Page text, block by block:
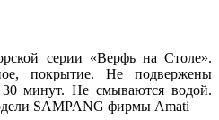
серии «Верфь на Столе».
покрытие. Не подвержены
минут. Не смываются водой.
SAMPANG фирмы Amati